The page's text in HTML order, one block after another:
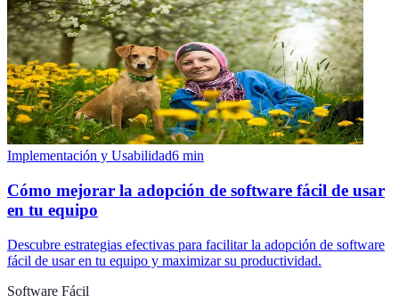
Implementación y Usabilidad6 min
Cómo mejorar la adopción de software fácil de usar
en tu equipo
Descubre estrategias efectivas para facilitar la adopción de software
fácil de usar en tu equipo y maximizar su productividad.
Software Fácil